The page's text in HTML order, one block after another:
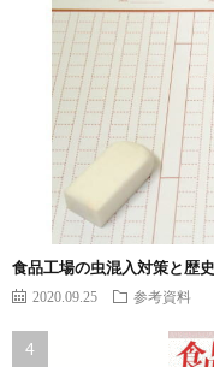
食品工場の虫混入対策と歴史
2020.09.25 参考資料